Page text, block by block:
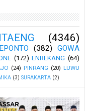
(4346)
(382)
GOWA
(172) ENREKANG (64)
(24) PINRANG (20) LUWU
(3) SURAKARTA (2)